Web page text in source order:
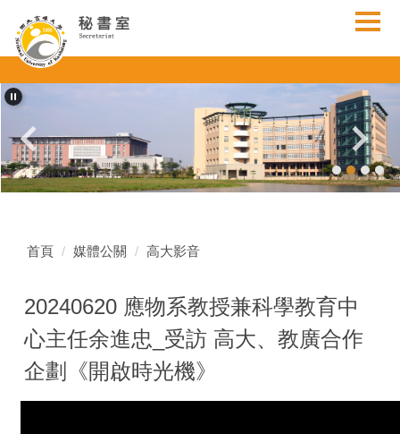
到
主
內
容
首頁 媒體公關 高大影音
20240620 應物系教授兼科學教育中
心主任余進忠_受訪 高大、教廣合作
企劃《開啟時光機》